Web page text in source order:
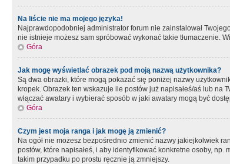
Na liście nie ma mojego języka!
Najprawdopodobniej administrator forum nie zainstalował
nie istnieje możesz sam spróbować wykonać takie tłumaczenie.
Góra
Jak mogę wyświetlać obrazek pod moją nazwą użytkownika?
Są dwa obrazki, które mogą pokazać się poniżej nazwy
kropek. Obrazek ten wskazuje ile postów już napisałeś/aś lub
włączać awatary i wybierać sposób w jaki awatary mogą być
Góra
Czym jest moja ranga i jak mogę ją zmienić?
Na ogół nie możesz bezpośrednio zmienić nazwy jakiejkolwiek
postów, które napisałeś, i aby identyfikować konkretne osoby,
takim przypadku po prostu ręcznie ją zmniejszy.